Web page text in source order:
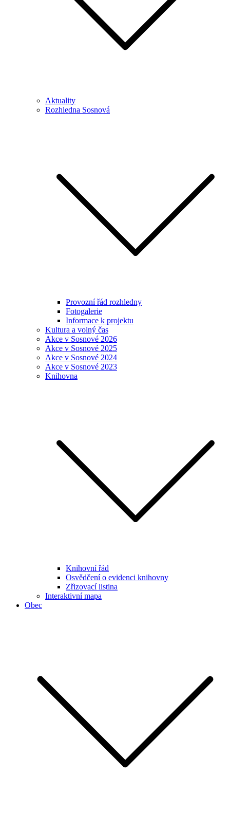
Aktuality
Rozhledna Sosnová
Provozní řád rozhledny
Fotogalerie
Informace k projektu
Kultura a volný čas
Akce v Sosnové 2026
Akce v Sosnové 2025
Akce v Sosnové 2024
Akce v Sosnové 2023
Knihovna
Knihovní řád
Osvědčení o evidenci knihovny
Zřizovací listina
Interaktivní mapa
Obec